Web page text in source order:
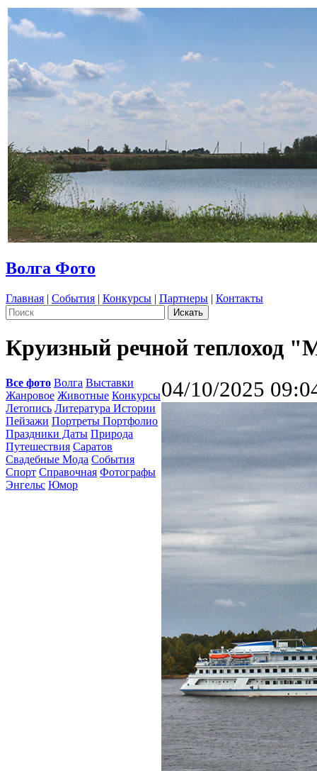
Волга Фото
Главная | События | Конкурсы | Партнеры | Контакты
Круизный речной теплоход
Все фото Волга Выставки
Жанровое Животные Конкурсы
Летопись Литература Истории
Пейзажи Портреты Портфолио
Праздники Даты Природа
Путешествия Саратов
Свадебные Мода События
Спорт Справочная Фотографы
Энгельс Юмор
04/10/2025